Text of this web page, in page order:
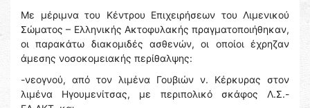
Με μέριμνα του Κέντρου Επιχειρήσεων του Λιμενικού
Σώματος – Ελληνικής Ακτοφυλακής πραγματοποιήθηκαν,
οι παρακάτω διακομιδές ασθενών, οι οποίοι έχρηζαν
άμεσης νοσοκομειακής περίθαλψης:
-νεογνού, από τον λιμένα Γουβιών ν. Κέρκυρας στον
λιμένα Ηγουμενίτσας, με περιπολικό σκάφος Λ.Σ.-